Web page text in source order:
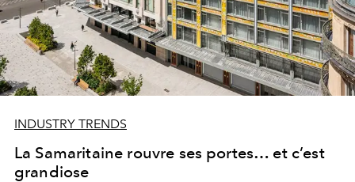
INDUSTRY TRENDS
La Samaritaine rouvre ses portes… et c’est
grandiose